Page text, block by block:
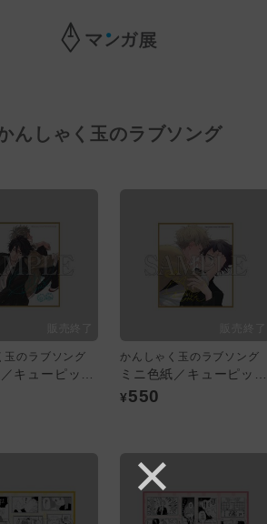
んしゃく玉のラブソング
玉のラブソング かんしゃく玉のラブソング
¥550